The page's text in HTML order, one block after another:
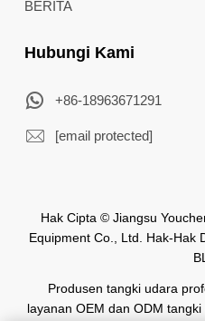
BERITA
Hubungi Kami
+86-18963671291
[email protected]
Hak Cipta © Jiangsu
Equipment Co., Ltd. Hak-Hak
Produsen tangki udara
layanan OEM dan ODM